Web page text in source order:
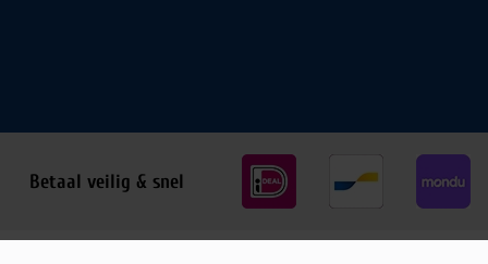
Betaal veilig & snel